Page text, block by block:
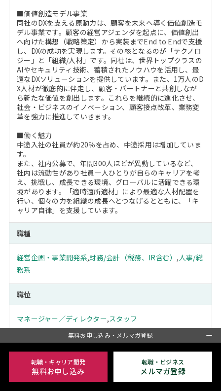
■価値創造モデル事業
同社のDXを支える原動力は、顧客を未来へ導く価値創造モ
デル事業です。顧客の経営アジェンダを起点に、価値創出
へ向けた構想（戦略策定）から実装までEnd to Endで支援
し、DXの成功を実現します。その核となるのが「テクノロ
ジー」と「組織/人材」です。同社は、世界トップクラスの
AIやセキュリティ技術、蓄積されたノウハウを活用し、最
適なDXソリューションを提供しています。また、1万人のD
X人材が徹底的に伴走し、顧客・パートナーと共創しなが
ら新たな価値を創出します。これらを継続的に進化させ、
社会・ビジネスのイノベーション、顧客接点改革、業務変
革を強力に推進していきます。
■働く魅力
中途入社の社員が約20％を占め、中途採用は増加していま
す。
また、社内公募で、年間300人ほどが異動しているなど、
社内は流動性があり社員一人ひとりが自らのキャリアを考
え、挑戦し、成長できる環境、グローバルに活躍できる環
境があります。「適時適所適材」により最適な人材配置を
行い、個々の力を組織の成長へとつなげるとともに、「キ
ャリア自律」を支援しています。
職種
経営企画・事業開発系,財務/会計（税務、IR含む） , 人事/総
務系
職位
マネージャー／ディレクター,スタッフ
勤務地
東京23区
無料お申し込み・メルマガ登録
転職・キャリア開発
無料お申し込み
転職・ビジネス
メルマガ登録